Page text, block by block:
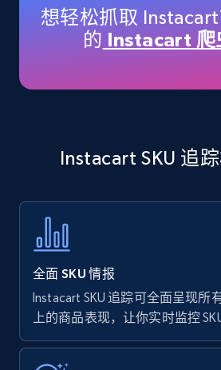
Title, Seller name, Brand,
price, Currency, Availability,
35.3K+ 5.7K+
Amazon products - find
price, Currency, Availability,
more.
5.7K+
Amazon Reviews
想轻松抓取 Instacart
的 Instacart 爬
Instacart SKU 追
全面 SKU 情报
Instacart SKU 追踪可全面呈现所
上的商品表现，让你实时监控